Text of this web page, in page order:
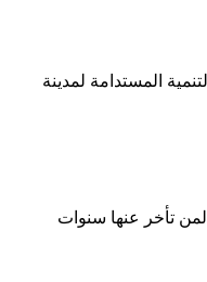
المستدامة لمدينة
تأخر عنها سنوات